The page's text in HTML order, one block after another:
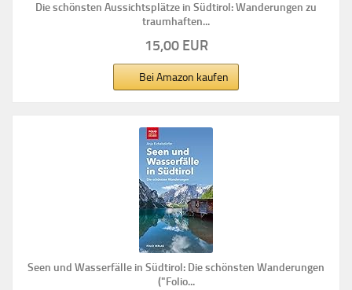
Die schönsten Aussichtsplätze in Südtirol: Wanderungen zu
traumhaften...
15,00 EUR
Bei Amazon kaufen
Seen und Wasserfälle in Südtirol: Die schönsten Wanderungen
("Folio...